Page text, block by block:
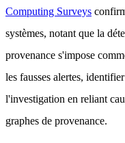
Computing Surveys
systèmes, notant que la
provenance s'impose
les fausses alertes,
l'investigation en reliant
graphes de provenance.